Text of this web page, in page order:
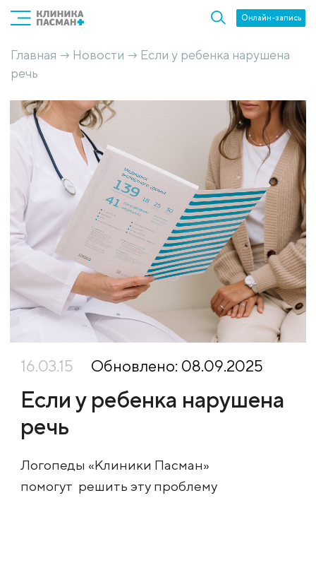
Онлайн-запись
Главная → Новости → Если у ребенка нарушена
речь
16.03.15 Обновлено: 08.09.2025
Если у ребенка нарушена
речь
Логопеды «Клиники Пасман»
помогут решить эту проблему